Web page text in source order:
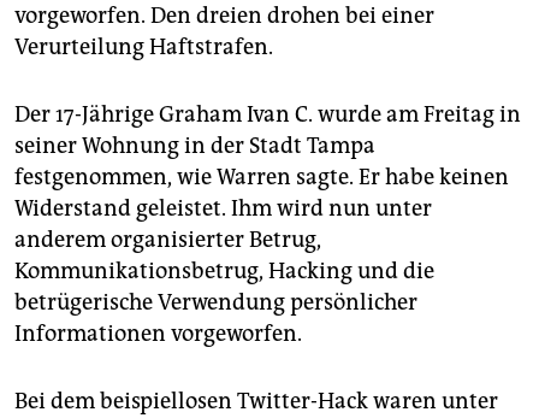
vorgeworfen. Den dreien drohen bei einer
Verurteilung Haftstrafen.
Der 17-Jährige Graham Ivan C. wurde am Freitag in
seiner Wohnung in der Stadt Tampa
festgenommen, wie Warren sagte. Er habe keinen
Widerstand geleistet. Ihm wird nun unter
anderem organisierter Betrug,
Kommunikationsbetrug, Hacking und die
betrügerische Verwendung persönlicher
Informationen vorgeworfen.
Bei dem beispiellosen Twitter-Hack waren unter